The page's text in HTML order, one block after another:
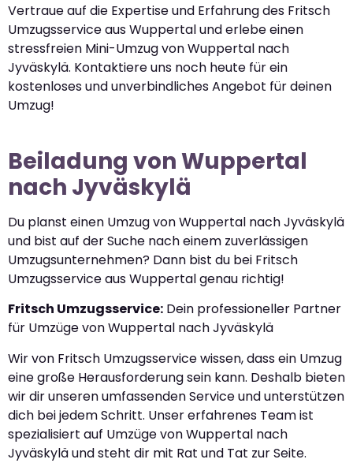
Vertraue auf die Expertise und Erfahrung des Fritsch
Umzugsservice aus Wuppertal und erlebe einen
stressfreien Mini-Umzug von Wuppertal nach
Jyväskylä. Kontaktiere uns noch heute für ein
kostenloses und unverbindliches Angebot für deinen
Umzug!
Beiladung von Wuppertal
nach Jyväskylä
Du planst einen Umzug von Wuppertal nach Jyväskylä
und bist auf der Suche nach einem zuverlässigen
Umzugsunternehmen? Dann bist du bei Fritsch
Umzugsservice aus Wuppertal genau richtig!
Fritsch Umzugsservice: Dein professioneller Partner
für Umzüge von Wuppertal nach Jyväskylä
Wir von Fritsch Umzugsservice wissen, dass ein Umzug
eine große Herausforderung sein kann. Deshalb bieten
wir dir unseren umfassenden Service und unterstützen
dich bei jedem Schritt. Unser erfahrenes Team ist
spezialisiert auf Umzüge von Wuppertal nach
Jyväskylä und steht dir mit Rat und Tat zur Seite.